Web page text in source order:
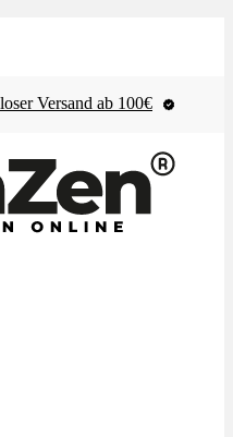
Versand ab 100€